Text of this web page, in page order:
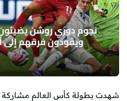
شهدت بطولة كأس العالم مشاركة